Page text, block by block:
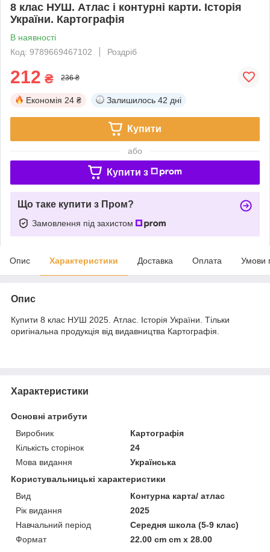
8 клас НУШ. Атлас і контурні карти. Історія
України. Картографія
В наявності
Код: 9789669467102
Роздріб
212 ₴ 236 ₴
Економія 24 ₴ Залишилось 42 дні
Купити
або
Купити з
Що таке купити з Пром?
Замовлення під захистом
Опис Характеристики Доставка Оплата Умови
Опис
Купити 8 клас НУШ 2025. Атлас. Історія України. Тільки
оригінальна продукція від видавництва Картографія.
Характеристики
Основні атрибути
Виробник
Картографія
Кількість сторінок
24
Мова видання
Українська
Користувальницькі характеристики
Вид
Контурна карта/ атлас
Рік видання
2025
Навчальний період
Середня школа (5-9 клас)
Формат
22.00 cm cm x 28.00